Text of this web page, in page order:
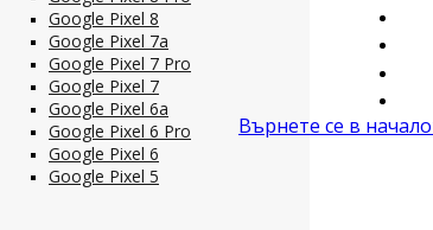
Google Pixel 8
Google Pixel 7a
Google Pixel 7 Pro
Google Pixel 7
Google Pixel 6a
Google Pixel 6 Pro
Google Pixel 6
Google Pixel 5
Върнете се в